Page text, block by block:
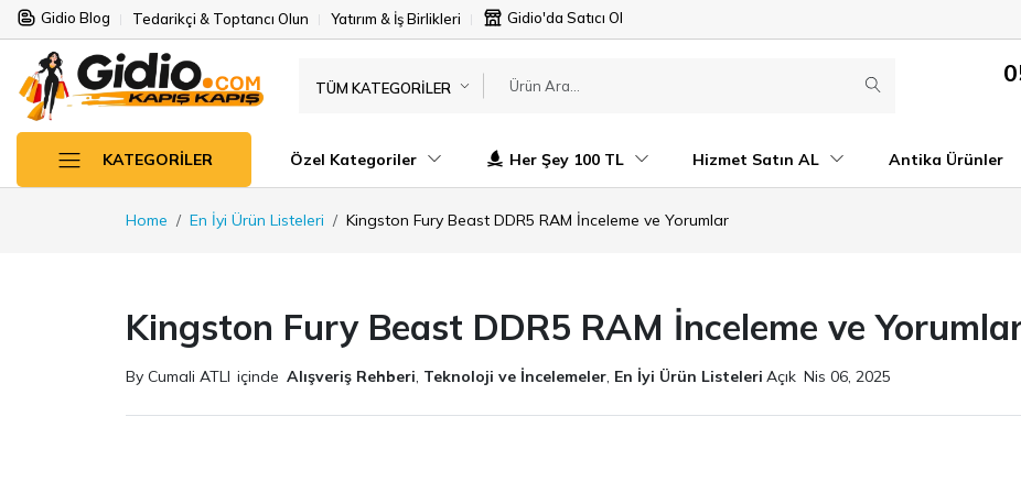
Gidio Blog Tedarikçi & Toptancı Olun Yatırım & İş Birlikleri Gidio'da Satıcı Ol
TÜM KATEGORILER
KATEGORILER Özel Kategoriler Her Şey 100 TL Hizmet Satın AL Antika Ürünler
Home En İyi Ürün Listeleri Kingston Fury Beast DDR5 RAM İnceleme ve Yorumlar
Kingston Fury Beast DDR5 RAM İnceleme ve
By Cumali ATLI içinde Alışveriş Rehberi Teknoloji ve İncelemeler En İyi Ürün Listeleri Açık Nis 06, 2025